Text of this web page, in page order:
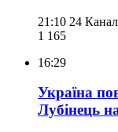
21:10 24 Канал
1 165
16:29
Україна
Лубінець